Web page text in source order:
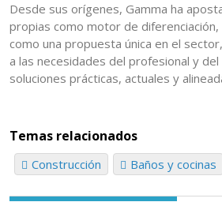
Desde sus orígenes, Gamma ha
propias como motor de diferenciación,
como una propuesta única en el
a las necesidades del profesional y
soluciones prácticas, actuales y
Temas relacionados
Construcción Baños y cocinas